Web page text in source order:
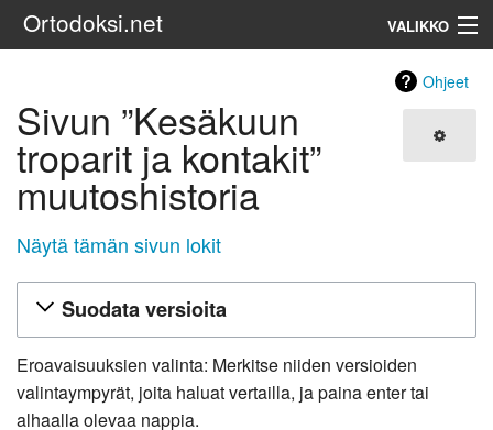
Ortodoksi.net VALIKKO
Haku
Ohjeet
Sivun ”Kesäkuun
troparit ja kontakit”
muutoshistoria
Näytä tämän sivun lokit
Suodata versioita
Eroavaisuuksien valinta: Merkitse niiden versioiden
valintaympyrät, joita haluat vertailla, ja paina enter tai
alhaalla olevaa nappia.